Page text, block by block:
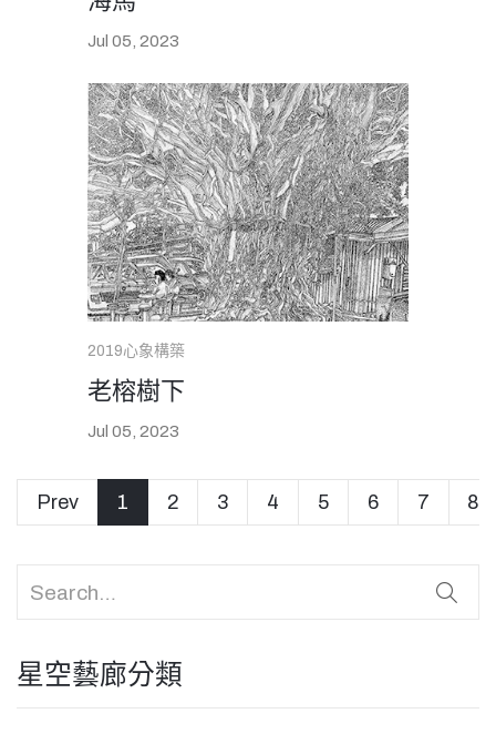
Jul 05, 2023
2019心象構築
老榕樹下
Jul 05, 2023
icon
Prev 1 (current)
2 3 4 5 6 7 8
星空藝廊分類